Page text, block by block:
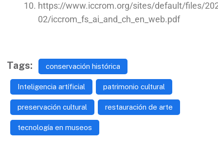
https://www.iccrom.org/sites/default/files/
02/iccrom_fs_ai_and_ch_en_web.pdf
Tags: conservación histórica
Inteligencia artíficial patrimonio cultural
preservación cultural restauración de arte
tecnología en museos